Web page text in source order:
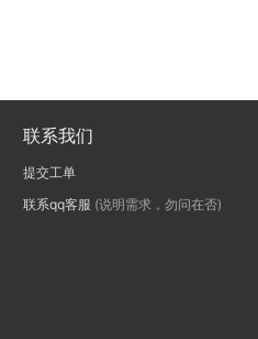
联系我们
提交工单
联系qq客服 (说明需求，勿问在否)